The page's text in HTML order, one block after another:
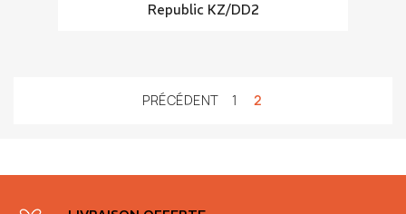
Republic KZ/DD2
PRÉCÉDENT 1 2